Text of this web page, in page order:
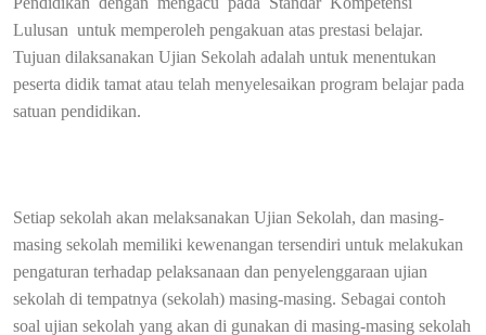
Lulusan untuk memperoleh pengakuan atas prestasi belajar.
Tujuan dilaksanakan Ujian Sekolah adalah untuk menentukan
peserta didik tamat atau telah menyelesaikan program belajar pada
satuan pendidikan.
Setiap sekolah akan melaksanakan Ujian Sekolah, dan masing-
masing sekolah memiliki kewenangan tersendiri untuk melakukan
pengaturan terhadap pelaksanaan dan penyelenggaraan ujian
sekolah di tempatnya (sekolah) masing-masing. Sebagai contoh
soal ujian sekolah yang akan di gunakan di masing-masing sekolah